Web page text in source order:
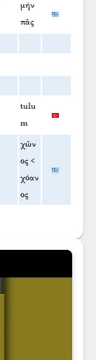
μήν
πᾶς
tulu
m
χῶν
ος <
χόαν
ος